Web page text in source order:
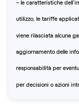
– le caratteristiche
utilizzo, le tariffe
viene rilasciata alcuna
aggiornamento delle
responsabilità per
per decisioni o azioni